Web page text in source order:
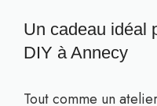
Un cadeau idéal
DIY à Annecy
Tout comme un